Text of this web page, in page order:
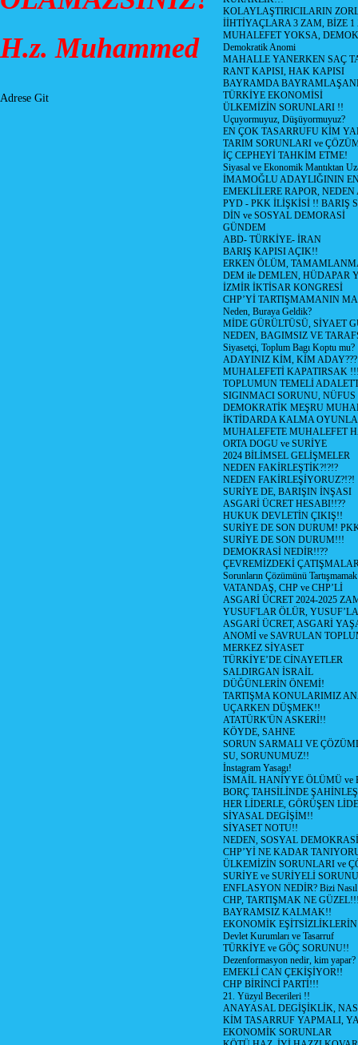
H.z. Muhammed
Adrese Git
KOLAYLAŞTIRICILARIN
İİHTİYAÇLARA 3 ZAM, BİZE
MUHALEFET YOKSA,
Demokratik Anomi
MAHALLE YANERKEN SAÇ
RANT KAPISI, HAK KAPISI
BAYRAMDA
TÜRKİYE EKONOMİSİ
ÜLKEMİZİN SORUNLARI !!
Uçuyormuyuz, Düşüyormuyuz?
EN ÇOK TASARRUFU KİM
TARIM SORUNLARI ve
İÇ CEPHEYİ TAHKİM ETME!
Siyasal ve Ekonomik Mantıktan
İMAMOĞLU ADAYLIĞININ
EMEKLİLERE RAPOR,
PYD - PKK İLİŞKİSİ !! BARIŞ
DİN ve SOSYAL DEMORASİ
GÜNDEM
ABD- TÜRKİYE- İRAN
BARIŞ KAPISI AÇIK!!
ERKEN ÖLÜM,
DEM ile DEMLEN, HÜDAPAR
İZMİR İKTİSAR KONGRESİ
CHP’Yİ TARTIŞMAMANIN
Neden, Buraya Geldik?
MİDE GÜRÜLTÜSÜ, SİYAET
NEDEN, BAGIMSIZ VE
Siyasetçi, Toplum Bagı Koptu mu?
ADAYINIZ KİM, KİM ADAY???
MUHALEFETİ KAPATIRSAK
TOPLUMUN TEMELİ
SIGINMACI SORUNU,
DEMOKRATİK MEŞRU
İKTİDARDA KALMA
MUHALEFETE MUHALEFET
ORTA DOGU ve SURİYE
2024 BİLİMSEL GELİŞMELER
NEDEN FAKİRLEŞTİK?!?!?
NEDEN FAKİRLEŞİYORUZ?!?!
SURİYE DE, BARIŞIN İNŞASI
ASGARİ ÜCRET HESABI!!??
HUKUK DEVLETİN ÇIKIŞ!!
SURİYE DE SON DURUM!
SURİYE DE SON DURUM!!!
DEMOKRASİ NEDİR!!??
ÇEVREMİZDEKİ
Sorunların Çözümünü
VATANDAŞ, CHP ve CHP’Lİ
ASGARİ ÜCRET 2024-2025
YUSUF'LAR ÖLÜR,
ASGARİ ÜCRET, ASGARİ
ANOMİ ve SAVRULAN
MERKEZ SİYASET
TÜRKİYE’DE CİNAYETLER
SALDIRGAN İSRAİL
DÜĞÜNLERİN ÖNEMİ!
TARTIŞMA KONULARIMIZ
UÇARKEN DÜŞMEK!!
ATATÜRK'ÜN ASKERİ!!
KÖYDE, SAHNE
SORUN SARMALI VE
SU, SORUNUMUZ!!
İnstagram Yasagı!
İSMAİL HANİYYE ÖLÜMÜ ve
BORÇ TAHSİLİNDE
HER LİDERLE, GÖRÜŞEN
SİYASAL DEGİŞİM!!
SİYASET NOTU!!
NEDEN, SOSYAL
CHP’Yİ NE KADAR
ÜLKEMİZİN SORUNLARI ve
SURİYE ve SURİYELİ
ENFLASYON NEDİR? Bizi
CHP, TARTIŞMAK NE
BAYRAMSIZ KALMAK!!
EKONOMİK
Devlet Kurumları ve Tasarruf
TÜRKİYE ve GÖÇ SORUNU!!
Dezenformasyon nedir, kim yapar?
EMEKLİ CAN ÇEKİŞİYOR!!
CHP BİRİNCİ PARTİ!!!
21. Yüzyıl Becerileri !!
ANAYASAL DEGİŞİKLİK,
KİM TASARRUF YAPMALI,
EKONOMİK SORUNLAR